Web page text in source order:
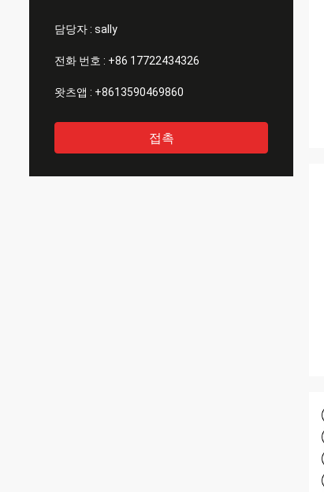
담당자 : sally
전화 번호 : +86 17722434326
왓츠앱 : +8613590469860
접촉